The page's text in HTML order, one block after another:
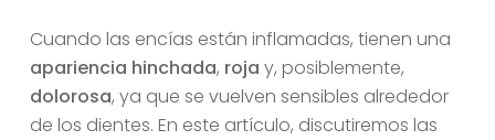
Cuando las encías están inflamadas, tienen una
apariencia hinchada, roja y, posiblemente,
dolorosa, ya que se vuelven sensibles alrededor
de los dientes. En este artículo, discutiremos las